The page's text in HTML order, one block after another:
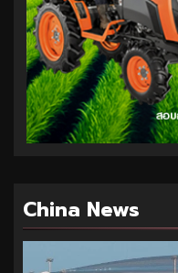
China News